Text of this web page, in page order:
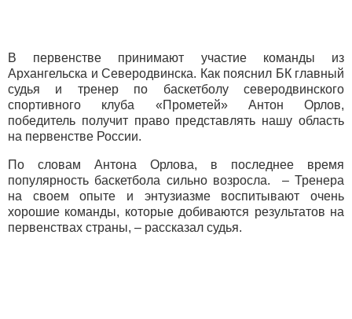
В первенстве принимают участие команды из
Архангельска и Северодвинска. Как пояснил БК главный
судья и тренер по баскетболу северодвинского
спортивного клуба «Прометей» Антон Орлов,
победитель получит право представлять нашу область
на первенстве России.
По словам Антона Орлова, в последнее время
популярность баскетбола сильно возросла. – Тренера
на своем опыте и энтузиазме воспитывают очень
хорошие команды, которые добиваются результатов на
первенствах страны, – рассказал судья.